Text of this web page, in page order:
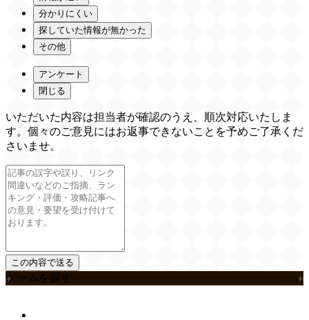
分かりにくい
探していた情報が無かった
その他
アンケート
閉じる
いただいた内容は担当者が確認のうえ、順次対応いたしま
す。個々のご意見にはお返事できないことを予めご了承くだ
さいませ。
ゲームを探す